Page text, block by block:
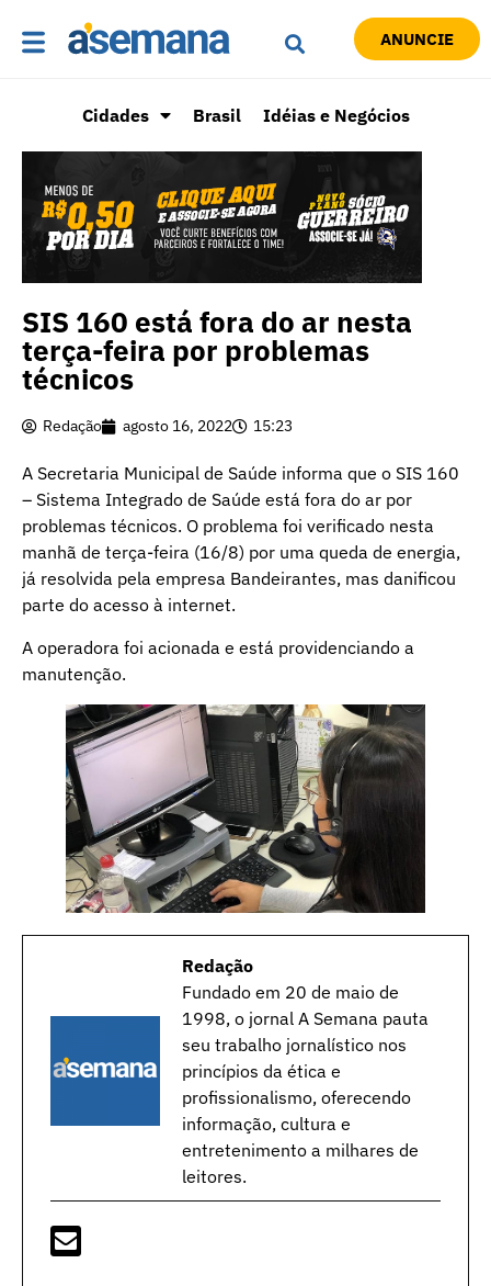
ANUNCIE
Cidades Brasil Idéias e Negócios
SIS 160 está fora do ar nesta
terça-feira por problemas
técnicos
Redação agosto 16, 2022 15:23
A Secretaria Municipal de Saúde informa que o SIS 160
– Sistema Integrado de Saúde está fora do ar por
problemas técnicos. O problema foi verificado nesta
manhã de terça-feira (16/8) por uma queda de energia,
já resolvida pela empresa Bandeirantes, mas danificou
parte do acesso à internet.
A operadora foi acionada e está providenciando a
manutenção.
Redação
Fundado em 20 de maio de
1998, o jornal A Semana pauta
seu trabalho jornalístico nos
princípios da ética e
profissionalismo, oferecendo
informação, cultura e
entretenimento a milhares de
leitores.